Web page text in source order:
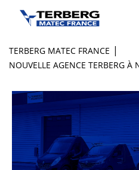
TERBERG MATEC FRANCE |
NOUVELLE AGENCE TERBERG À